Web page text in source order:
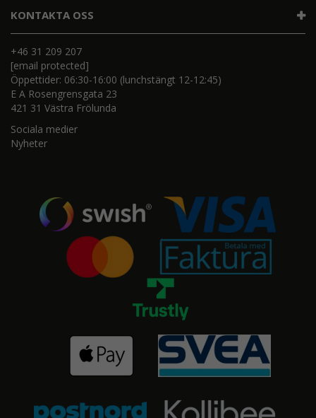
KONTAKTA OSS
+46 31 209 207
[email protected]
Öppettider: 06:30-16:00 (lunchstängt 12-12:45)
E A Rosengrensgata 23
421 31 Västra Frölunda
Sociala medier
Nyheter